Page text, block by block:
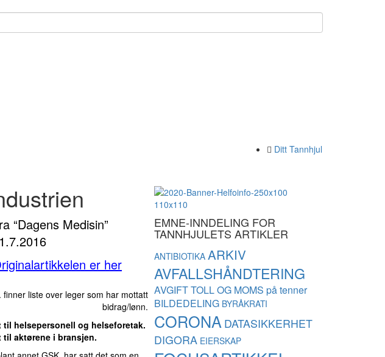
Ditt Tannhjul
“Dagens Medisin”
er her
finner liste over leger som har mottatt
bidrag/lønn.
helsepersonell og helseforetak.
til aktørene i bransjen.
EMNE-INNDELING FOR
TANNHJULETS ARTIKLER
ANTIBIOTIKA ARKIV
AVFALLSHÅNDTERING
AVGIFT TOLL OG MOMS på tenner
BILDEDELING BYRÅKRATI
CORONA DATASIKKERHET
DIGORA EIERSKAP